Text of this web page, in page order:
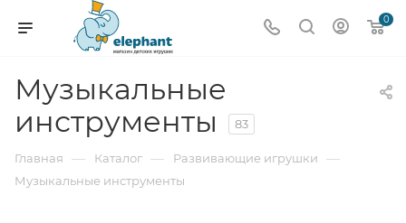
0
Музыкальные
инструменты
83
Главная — Каталог — Развивающие игрушки —
Музыкальные инструменты